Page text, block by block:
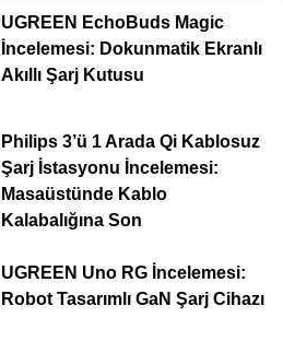
UGREEN EchoBuds Magic
İncelemesi: Dokunmatik Ekranlı
Akıllı Şarj Kutusu
Philips 3’ü 1 Arada Qi Kablosuz
Şarj İstasyonu İncelemesi:
Masaüstünde Kablo
Kalabalığına Son
UGREEN Uno RG İncelemesi:
Robot Tasarımlı GaN Şarj Cihazı